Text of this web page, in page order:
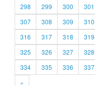
298
299 300 301
307
308 309 310
316
317 318 319
325
326 327 328
334
335 336 337
»